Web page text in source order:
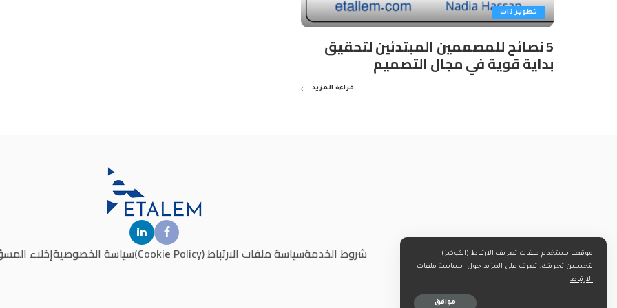
تطوير ذات
5 نصائح للمصممين المبتدئين لتحقيق
بداية قوية في مجال التصميم
قراءة المزيد
شروط الخدمةسياسة ملفات الارتباط (Cookie Policy) سياسة الخصوصيةإخلاء
موقعنا يستخدم ملفات تعريف الارتباط (الكوكيز)
لتحسين تجربتك. تعرف على المزيد حول: سياسة ملفات
الارتباط
موافق